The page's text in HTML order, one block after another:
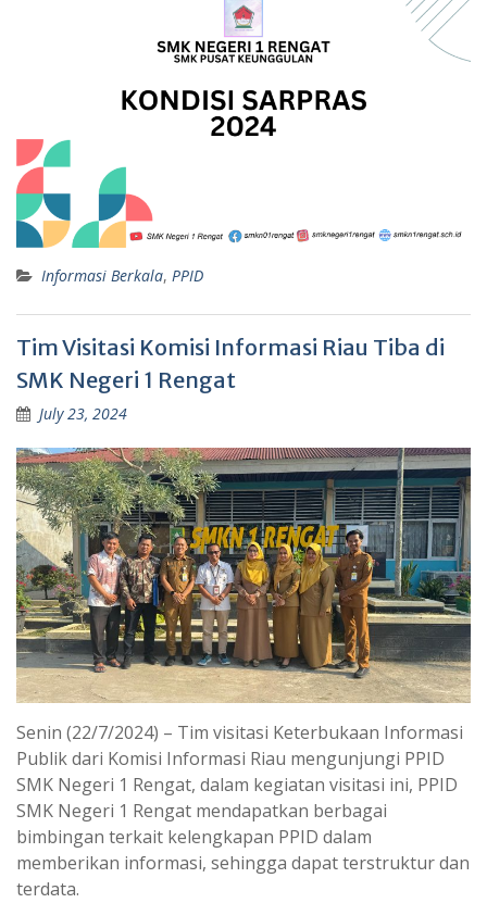
Informasi Berkala, PPID
Tim Visitasi Komisi Informasi Riau Tiba di
SMK Negeri 1 Rengat
July 23, 2024
Senin (22/7/2024) – Tim visitasi Keterbukaan Informasi
Publik dari Komisi Informasi Riau mengunjungi PPID
SMK Negeri 1 Rengat, dalam kegiatan visitasi ini, PPID
SMK Negeri 1 Rengat mendapatkan berbagai
bimbingan terkait kelengkapan PPID dalam
memberikan informasi, sehingga dapat terstruktur dan
terdata.